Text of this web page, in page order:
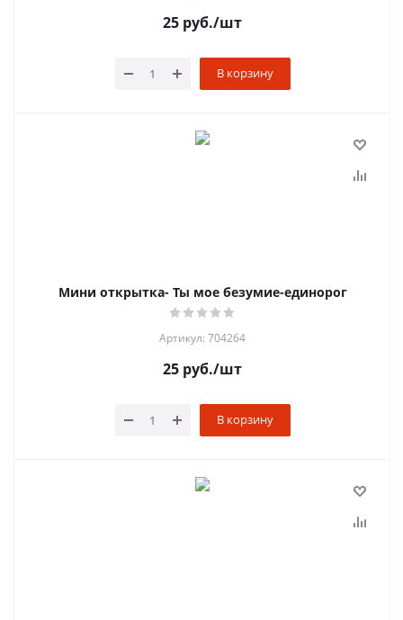
25 руб./шт
В корзину
Мини открытка- Ты мое безумие-единорог
Артикул: 704264
25 руб./шт
В корзину